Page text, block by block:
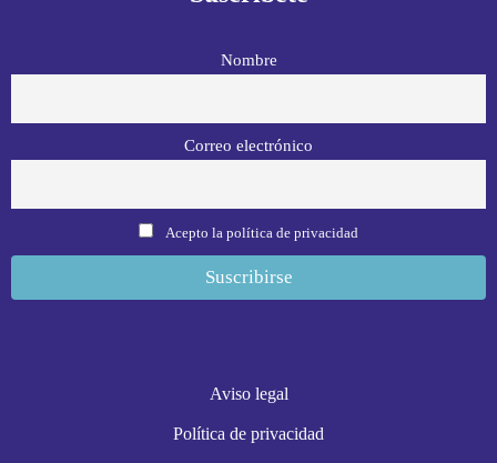
Nombre
Correo electrónico
Acepto la política de privacidad
Aviso legal
Política de privacidad